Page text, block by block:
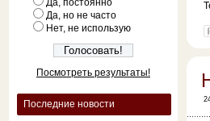
Да, постоянно
Да, но не часто
Нет, не использую
Посмотреть результаты!
Последние новости